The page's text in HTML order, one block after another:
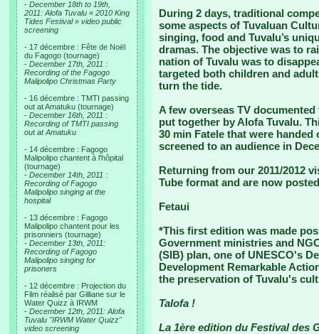
- December 18th to 19th,
2011: Alofa Tuvalu « 2010 King
Tides Festival » video public
screening
- 17 décembre : Fête de Noël
du Fagogo (tournage)
- December 17th, 2011 :
Recording of the Fagogo
Malipolipo Christmas Party
- 16 décembre : TMTI passing
out at Amatuku (tournage)
- December 16th, 2011 :
Recording of TMTI passing
out at Amatuku
- 14 décembre : Fagogo
Malipolipo chantent à l'hôpital
(tournage)
- December 14th, 2011 :
Recording of Fagogo
Malipolipo singing at the
hospital
- 13 décembre : Fagogo
Malipolipo chantent pour les
prisonniers (tournage)
- December 13th, 2011:
Recording of Fagogo
Malipolipo singing for
prisoners
- 12 décembre : Projection du
Film réalisé par Gilliane sur le
Water Quizz à IRWM
- December 12th, 2011: Alofa
Tuvalu "IRWM Water Quizz"
video screening
During 2 days, traditional
some aspects of Tuvaluan
singing, food and Tuvalu’s
dramas. The objective was to
nation of Tuvalu was to
targeted both children and
turn the tide.
A few overseas TV
put together by Alofa Tuvalu.
30 min Fatele that were
screened to an audience in
Returning from our 2011/2012
Tube format and are now
Fetaui
*This first edition was made
Government ministries and
(SIB) plan, one of UNESCO's
Development Remarkable
the preservation of Tuvalu's
Talofa !
La 1ère edition du Festival des